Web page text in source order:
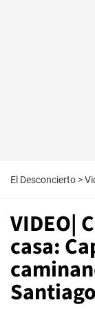
El Desconcierto >
VIDEO|
casa:
Santiago